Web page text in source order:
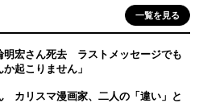
一覧を見る
明宏さん死去 ラストメッセージでも
起こりません」
カリスマ漫画家、二人の「違い」と